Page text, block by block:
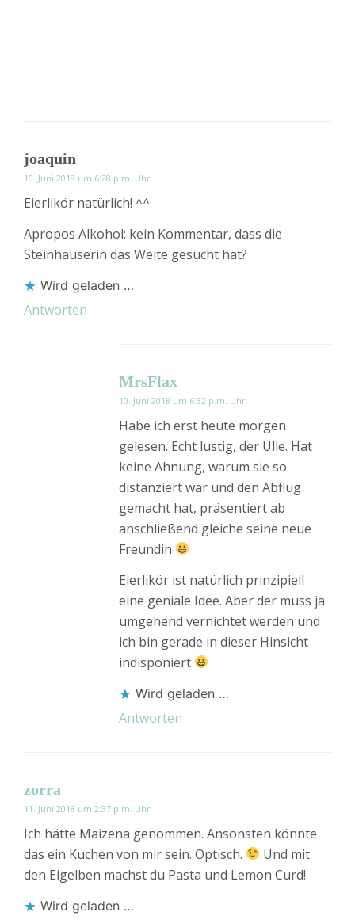
joaquin
10. Juni 2018 um 6:28 p.m. Uhr
Eierlikör natürlich! ^^
Apropos Alkohol: kein Kommentar, dass die
Steinhauserin das Weite gesucht hat?
Wird geladen …
Antworten
MrsFlax
10. Juni 2018 um 6:32 p.m. Uhr
Habe ich erst heute morgen
gelesen. Echt lustig, der Ulle. Hat
keine Ahnung, warum sie so
distanziert war und den Abflug
gemacht hat, präsentiert ab
anschließend gleiche seine neue
Freundin
Eierlikör ist natürlich prinzipiell
eine geniale Idee. Aber der muss ja
umgehend vernichtet werden und
ich bin gerade in dieser Hinsicht
indisponiert
Wird geladen …
Antworten
zorra
11. Juni 2018 um 2:37 p.m. Uhr
Ich hätte Maizena genommen. Ansonsten könnte
das ein Kuchen von mir sein. Optisch.
Und mit
den Eigelben machst du Pasta und Lemon Curd!
Wird geladen …